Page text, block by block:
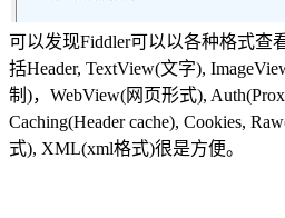
可以发现Fiddler可以以各种格式查
括Header, TextView(文字),
制)，WebView(网页形式),
Caching(Header cache), Cookies,
式), XML(xml格式)很是方便。